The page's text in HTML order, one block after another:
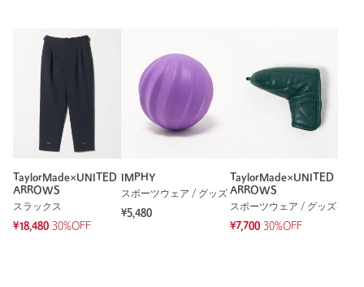
TaylorMade×UNITED
ARROWS
スラックス
¥18,480 30%OFF
IMPHY
スポーツウェア / グッズ
¥5,480
TaylorMade×UNITED
ARROWS
スポーツウェア / グッズ
¥7,700 30%OFF